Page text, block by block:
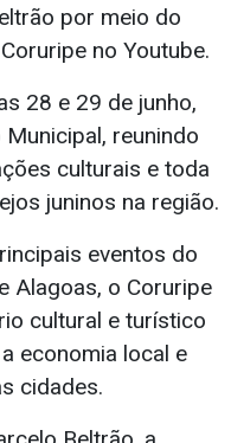
por meio do
no Youtube.
28 e 29 de junho,
reunindo
culturais e toda
juninos na região.
eventos do
Alagoas, o Coruripe
cultural e turístico
economia local e
cidades.